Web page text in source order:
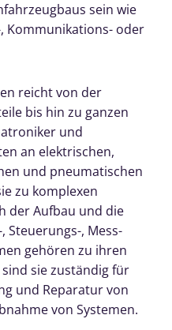
sein wie
Kommunikations- oder
reicht von der
bis hin zu ganzen
und
an elektrischen,
und pneumatischen
zu komplexen
der Aufbau und die
Steuerungs-, Mess-
gehören zu ihren
sie zuständig für
und Reparatur von
von Systemen.